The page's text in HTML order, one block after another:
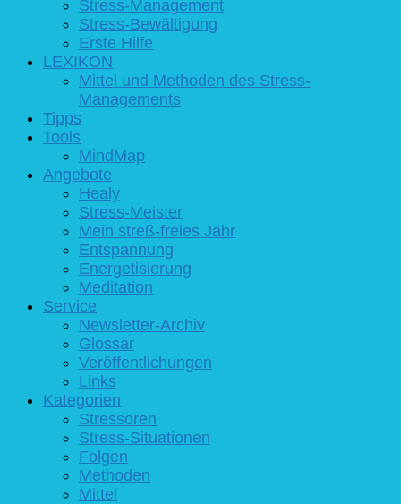
Stress-Management
Stress-Bewältigung
Erste Hilfe
LEXIKON
Mittel und Methoden des Stress-
Managements
Tipps
Tools
MindMap
Angebote
Healy
Stress-Meister
Mein streß-freies Jahr
Entspannung
Energetisierung
Meditation
Service
Newsletter-Archiv
Glossar
Veröffentlichungen
Links
Kategorien
Stressoren
Stress-Situationen
Folgen
Methoden
Mittel